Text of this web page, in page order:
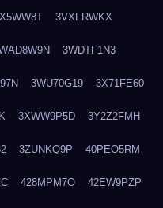
3VXFRWKX
3WDTF1N3
3WU70G19 3X71FE60
3XWW9P5D 3Y2Z2FMH
3ZUNKQ9P 40PEO5RM
428MPM7O 42EW9PZP